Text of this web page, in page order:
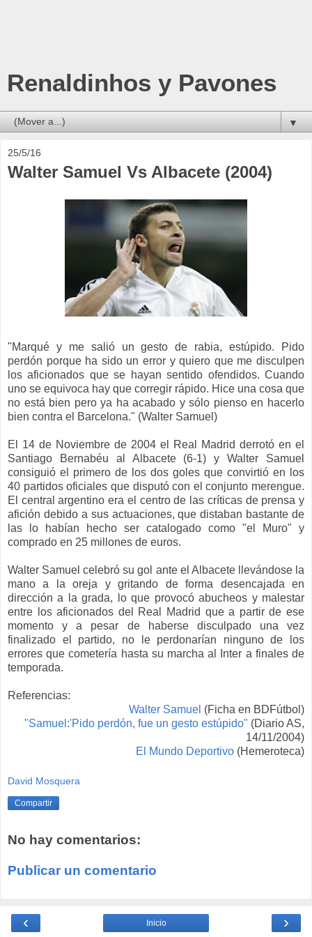
Renaldinhos y Pavones
▼
25/5/16
Walter Samuel Vs Albacete (2004)
"Marqué y me salió un gesto de rabia, estúpido. Pido
perdón porque ha sido un error y quiero que me disculpen
los aficionados que se hayan sentido ofendidos. Cuando
uno se equivoca hay que corregir rápido. Hice una cosa que
no está bien pero ya ha acabado y sólo pienso en hacerlo
bien contra el Barcelona." (Walter Samuel)
El 14 de Noviembre de 2004 el Real Madrid derrotó en el
Santiago Bernabéu al Albacete (6-1) y Walter Samuel
consiguió el primero de los dos goles que convirtió en los
40 partidos oficiales que disputó con el conjunto merengue.
El central argentino era el centro de las críticas de prensa y
afición debido a susactuaciones, que distaban bastante de
las lo habían
hecho ser catalogado como "el Muro" y
comprado en 25 millones de euros.
Walter Samuel celebró su gol ante el Albacete llevándose la
mano a la oreja y gritando de forma desencajada en
dirección a la grada, lo que provocó abucheos y malestar
entre
los aficionados del Real Madrid que a partir de ese
momento y a pesar de haberse disculpado una vez
finalizado el partido, no le perdonarían ninguno de los
errores que cometería hasta su marcha al Inter a finales de
temporada.
Referencias:
Walter Samuel (Ficha en BDFútbol)
"Samuel:'Pido perdón, fue un gesto estúpido" (Diario AS,
14/11/2004)
El Mundo Deportivo (Hemeroteca)
David Mosquera
Compartir
No hay comentarios:
Publicar un comentario
‹ ›
Inicio